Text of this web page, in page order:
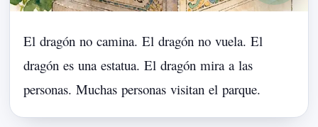
El dragón no camina. El dragón no vuela. El
dragón es una estatua. El dragón mira a las
personas. Muchas personas visitan el parque.